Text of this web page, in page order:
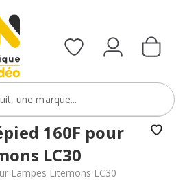
160F pour
LC30
Lampes Litemons LC30